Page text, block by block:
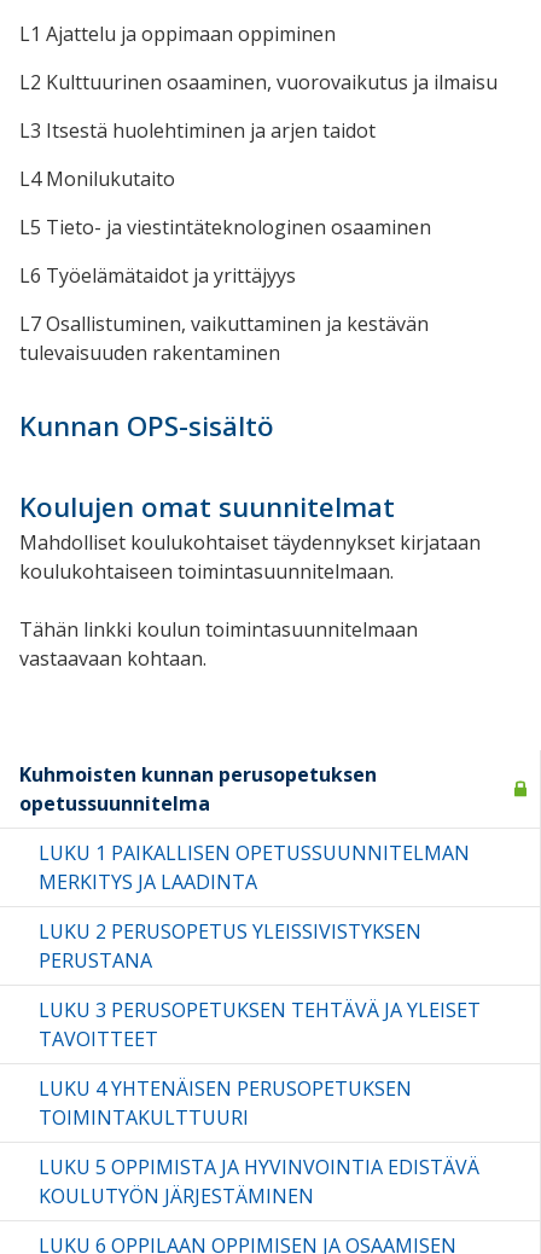
L1 Ajattelu ja oppimaan oppiminen
L2 Kulttuurinen osaaminen, vuorovaikutus ja ilmaisu
L3 Itsestä huolehtiminen ja arjen taidot
L4 Monilukutaito
L5 Tieto- ja viestintäteknologinen osaaminen
L6 Työelämätaidot ja yrittäjyys
L7 Osallistuminen, vaikuttaminen ja kestävän
tulevaisuuden rakentaminen
Kunnan OPS-sisältö
Koulujen omat suunnitelmat
Mahdolliset koulukohtaiset täydennykset kirjataan
koulukohtaiseen toimintasuunnitelmaan.
Tähän linkki koulun toimintasuunnitelmaan
vastaavaan kohtaan.
Kuhmoisten kunnan perusopetuksen
opetussuunnitelma
LUKU 1 PAIKALLISEN OPETUSSUUNNITELMAN
MERKITYS JA LAADINTA
LUKU 2 PERUSOPETUS YLEISSIVISTYKSEN
PERUSTANA
LUKU 3 PERUSOPETUKSEN TEHTÄVÄ JA YLEISET
TAVOITTEET
LUKU 4 YHTENÄISEN PERUSOPETUKSEN
TOIMINTAKULTTUURI
LUKU 5 OPPIMISTA JA HYVINVOINTIA EDISTÄVÄ
KOULUTYÖN JÄRJESTÄMINEN
LUKU 6 OPPILAAN OPPIMISEN JA OSAAMISEN